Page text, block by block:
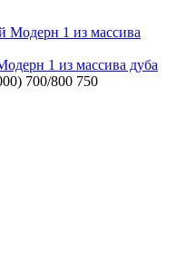
1 из массива дуба
700/800 750